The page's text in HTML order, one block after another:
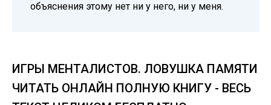
объяснения этому нет ни у него, ни у меня.
ИГРЫ МЕНТАЛИСТОВ. ЛОВУШКА ПАМЯТИ
ЧИТАТЬ ОНЛАЙН ПОЛНУЮ КНИГУ - ВЕСЬ